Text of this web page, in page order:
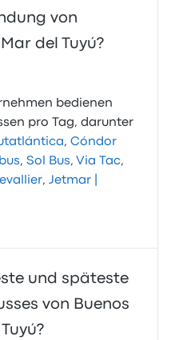
von
del Tuyú?
bedienen
pro Tag, darunter
,Cóndor
,Sol Bus,Via Tac,
,Jetmar |
und späteste
von Buenos